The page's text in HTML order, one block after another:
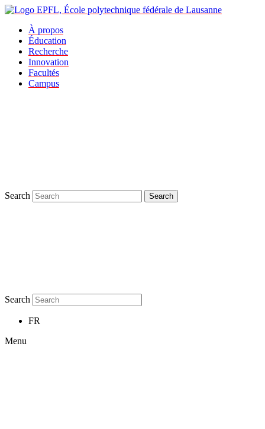
À propos
Éducation
Recherche
Innovation
Facultés
Campus
Search Search
Search
FR
Menu